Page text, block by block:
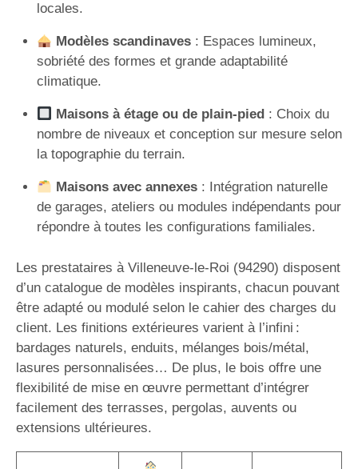
locales.
Modèles scandinaves: Espaces lumineux,
sobriété des formes et grande adaptabilité
climatique.
Maisons à étage ou de plain-pied: Choix du
nombre de niveaux et conception sur mesure selon
la topographie du terrain.
Maisons avec annexes: Intégration naturelle
de garages, ateliers ou modules indépendants pour
répondre à toutes les configurations familiales.
Les prestataires à Villeneuve-le-Roi (94290) disposent
d’un catalogue de modèles inspirants, chacun pouvant
être adapté ou modulé selon le cahier des charges du
client. Les finitions extérieures varient à l’infini :
bardages naturels, enduits, mélanges bois/métal,
lasures personnalisées… De plus, le bois offre une
flexibilité de mise en œuvre permettant d’intégrer
facilement des terrasses, pergolas, auvents ou
extensions ultérieures.